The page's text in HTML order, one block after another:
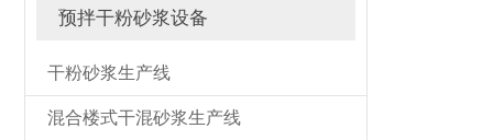
预拌干粉砂浆设备
干粉砂浆生产线
混合楼式干混砂浆生产线